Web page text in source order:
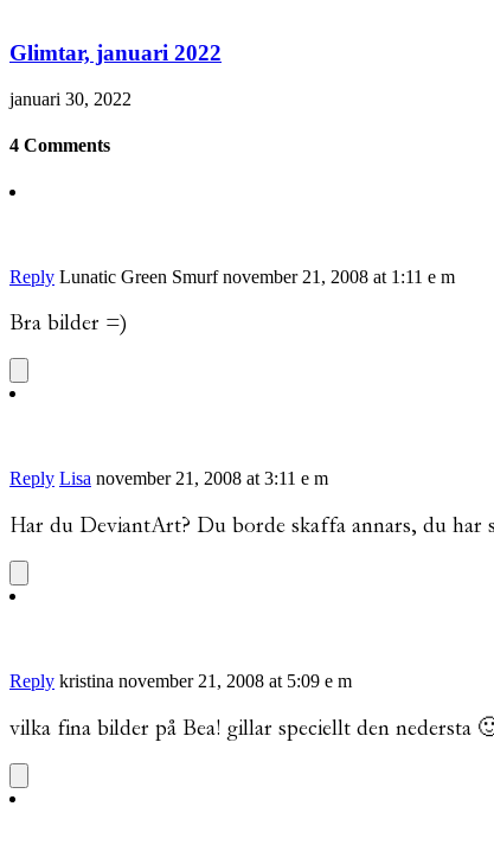
Glimtar, januari 2022
januari 30, 2022
4 Comments
Reply Lunatic Green Smurf november 21, 2008 at 1:11 e m
Bra bilder =)
Reply Lisa november 21, 2008 at 3:11 e m
Har du DeviantArt? Du borde skaffa annars, du har
Reply kristina november 21, 2008 at 5:09 e m
vilka fina bilder på Bea! gillar speciellt den nedersta